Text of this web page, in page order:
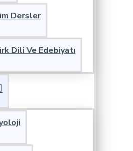
Dersler
Dili Ve Edebiyatı